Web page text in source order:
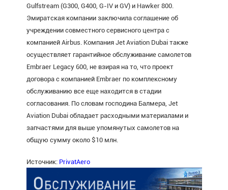
Gulfstream (G300, G400, G-IV и GV) и Hawker 800.
Эмиратская компании заключила соглашение об
учреждении совместного сервисного центра с
компанией Airbus. Компания Jet Aviation Dubai также
осуществляет гарантийное обслуживание самолетов
Embraer Legacy 600, не взирая на то, что проект
договора с компанией Embraer по комплексному
обслуживанию все еще находится в стадии
согласования. По словам господина Балмера, Jet
Aviation Dubai обладает расходными материалами и
запчастями для выше упомянутых самолетов на
общую сумму около $10 млн.
Источник: PrivatAero